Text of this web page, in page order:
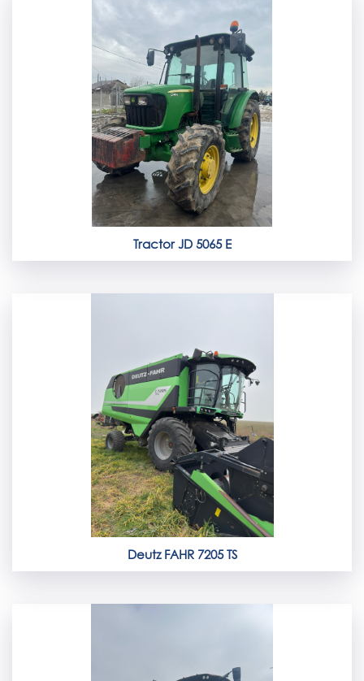
Tractor JD 5065 E
Deutz FAHR 7205 TS